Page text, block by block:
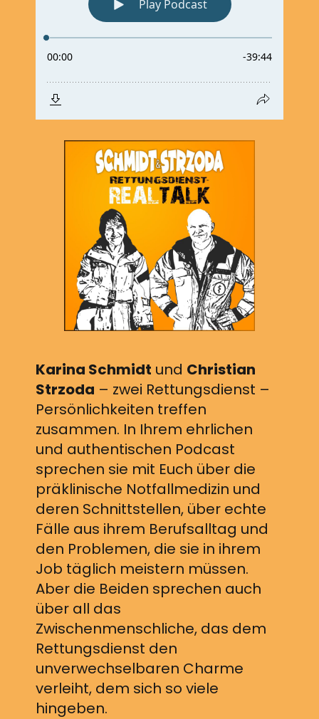
Karina Schmidt und Christian
Strzoda – zwei Rettungsdienst –
Persönlichkeiten treffen
zusammen. In Ihrem ehrlichen
und authentischen Podcast
sprechen sie mit Euch über die
präklinische Notfallmedizin und
deren Schnittstellen, über echte
Fälle aus ihrem Berufsalltag und
den Problemen, die sie in ihrem
Job täglich meistern müssen.
Aber die Beiden sprechen auch
über all das
Zwischenmenschliche, das dem
Rettungsdienst den
unverwechselbaren Charme
verleiht, dem sich so viele
hingeben.